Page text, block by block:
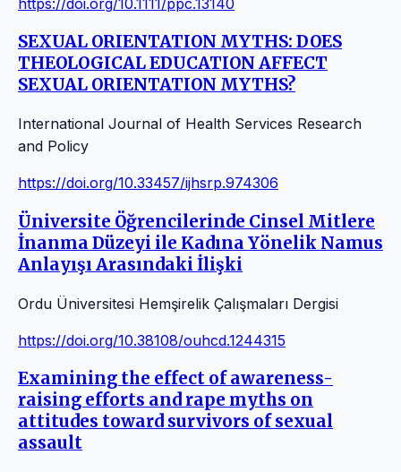
SEXUAL ORIENTATION MYTHS: DOES
THEOLOGICAL EDUCATION AFFECT
SEXUAL ORIENTATION MYTHS?
International Journal of Health Services Research
and Policy
https://doi.org/10.33457/ijhsrp.974306
Üniversite Öğrencilerinde Cinsel Mitlere
İnanma Düzeyi ile Kadına Yönelik Namus
Anlayışı Arasındaki İlişki
Ordu Üniversitesi Hemşirelik Çalışmaları Dergisi
https://doi.org/10.38108/ouhcd.1244315
Examining the effect of awareness-
raising efforts and rape myths on
attitudes toward survivors of sexual
assault